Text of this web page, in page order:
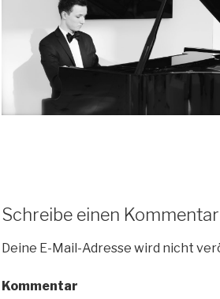
Schreibe einen Kommentar
Deine E-Mail-Adresse wird nicht
Kommentar